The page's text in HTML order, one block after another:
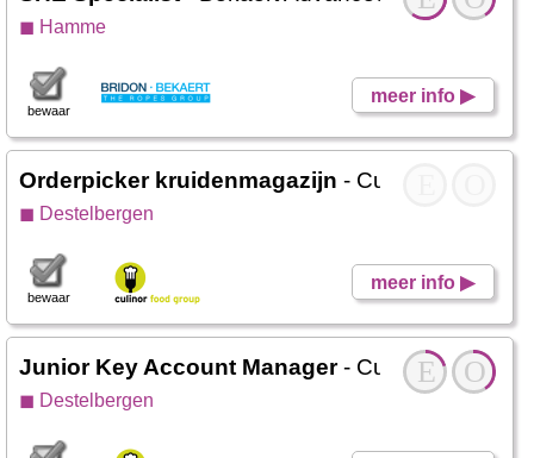
◼ Hamme
meer info ▶
bewaar
Orderpicker kruidenmagazijn - Culinor Food
◼ Destelbergen
meer info ▶
bewaar
O
E
Junior Key Account Manager- Culinor Food
◼ Destelbergen